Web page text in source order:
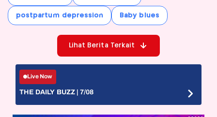
postpartum depression Baby blues
Lihat Berita Terkait
Live Now
THE DAILY BUZZ | 7/08